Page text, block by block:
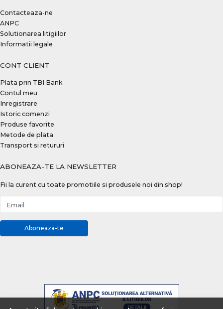
Contacteaza-ne
ANPC
Solutionarea litigiilor
Informatii legale
CONT CLIENT
Plata prin TBI Bank
Contul meu
Inregistrare
Istoric comenzi
Produse favorite
Metode de plata
Transport si retururi
ABONEAZA-TE LA NEWSLETTER
Fii la curent cu toate promotiile si produsele noi din shop!
Email
Aboneaza-te